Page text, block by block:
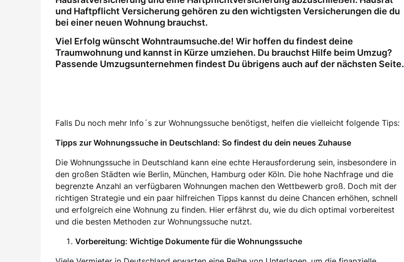
und Haftpflicht Versicherung gehören zu den wichtigsten Versicherungen die du
bei einer neuen Wohnung brauchst.
Viel Erfolg wünscht Wohntraumsuche.de! Wir hoffen du findest deine
Traumwohnung und kannst in Kürze umziehen. Du brauchst Hilfe beim Umzug?
Passende Umzugsunternehmen findest Du übrigens auch auf der nächsten Seite.
Falls Du noch mehr Info´s zur Wohnungssuche benötigst, helfen die vielleicht folgende Tips:
Tipps zur Wohnungssuche in Deutschland: So findest du dein neues Zuhause
Die Wohnungssuche in Deutschland kann eine echte Herausforderung sein, insbesondere in
den großen Städten wie Berlin, München, Hamburg oder Köln. Die hohe Nachfrage und die
begrenzte Anzahl an verfügbaren Wohnungen machen den Wettbewerb groß. Doch mit der
richtigen Strategie und ein paar hilfreichen Tipps kannst du deine Chancen erhöhen, schnell
und erfolgreich eine Wohnung zu finden. Hier erfährst du, wie du dich optimal vorbereitest
und die besten Methoden zur Wohnungssuche nutzt.
Vorbereitung: Wichtige Dokumente für die Wohnungssuche